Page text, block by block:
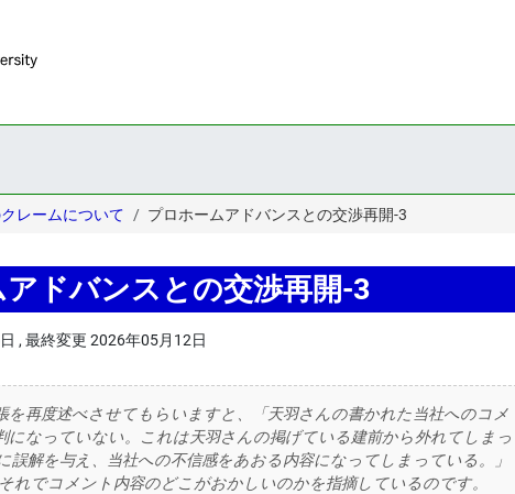
レームについて プロホームアドバンスとの交渉再開-3
ドバンスとの交渉再開-3
,最終変更 2026年05月12日
を再度述べさせてもらいますと、「天羽さんの書かれた当社へのコメ
になっていない。これは天羽さんの掲げている建前から外れてしまっ
誤解を与え、当社への不信感をあおる内容になってしまっている。」
れでコメント内容のどこがおかしいのかを指摘しているのです。